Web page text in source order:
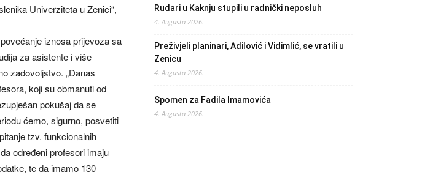
Univerziteta u Zenici“,
iznosa prijevoza sa
za asistente i više
zadovoljstvo. „Danas
koji su obmanuti od
pokušaj da se
ćemo, sigurno, posvetiti
tzv. funkcionalnih
određeni profesori imaju
te da imamo 130
Rudari u Kaknju stupili u radnički neposluh
4. Augusta 2026.
Preživjeli planinari, Adilović i Vidimlić, se vratili u
Zenicu
4. Augusta 2026.
Spomen za Fadila Imamovića
4. Augusta 2026.